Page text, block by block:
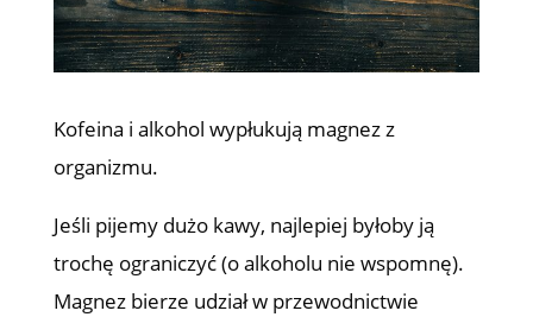
Kofeina i alkohol wypłukują magnez z
organizmu.
Jeśli pijemy dużo kawy, najlepiej byłoby ją
trochę ograniczyć (o alkoholu nie wspomnę).
Magnez bierze udział w przewodnictwie